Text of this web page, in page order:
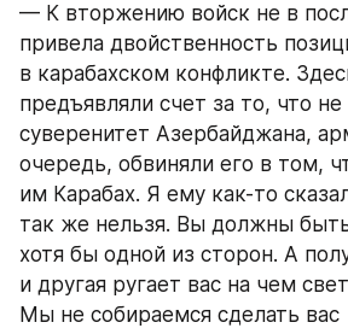
— К вторжению войск не в
привела двойственность
в карабахском конфликте.
предъявляли счет за то, что не
суверенитет Азербайджана,
очередь, обвиняли его в том,
им Карабах. Я ему как-то
так же нельзя. Вы должны
хотя бы одной из сторон. А
и другая ругает вас на чем
Мы не собираемся сделать вас